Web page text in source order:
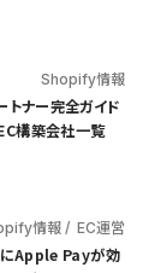
Shopify情報
ナー完全ガイド
構築会社一覧
情報 EC運営
Apple Payが効